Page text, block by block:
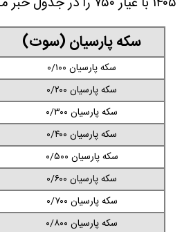
سکه پارسیان (سوت)
سکه پارسیان ۰/۱۰۰
سکه پارسیان ۰/۲۰۰
سکه پارسیان ۰/۳۰۰
سکه پارسیان ۰/۴۰۰
سکه پارسیان ۰/۵۰۰
سکه پارسیان ۰/۶۰۰
سکه پارسیان ۰/۷۰۰
سکه پارسیان ۰/۸۰۰